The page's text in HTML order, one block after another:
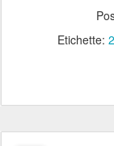
Etichette: